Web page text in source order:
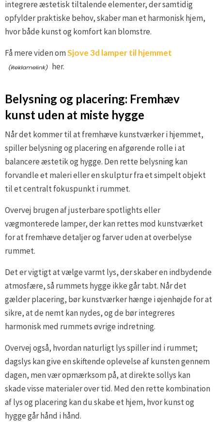
integrere æstetisk tiltalende elementer, der samtidig
opfylder praktiske behov, skaber man et harmonisk hjem,
hvor både kunst og komfort kan blomstre.
Få mere viden omSjove 3d lamper til hjemmet
her.
Belysning og placering: Fremhæv
kunst uden at miste hygge
Når det kommer til at fremhæve kunstværker i hjemmet,
spiller belysning og placering en afgørende rolle i at
balancere æstetik og hygge. Den rette belysning kan
forvandle et maleri eller en skulptur fra et simpelt objekt
til et centralt fokuspunkt i rummet.
Overvej brugen af justerbare spotlights eller
vægmonterede lamper, der kan rettes mod kunstværket
for at fremhæve detaljer og farver uden at overbelyse
rummet.
Det er vigtigt at vælge varmt lys, der skaber en indbydende
atmosfære, så rummets hygge ikke går tabt. Når det
gælder placering, bør kunstværker hænge i øjenhøjde for at
sikre, at de nemt kan nydes, og de bør integreres
harmonisk med rummets øvrige indretning.
Overvej også, hvordan naturligt lys spiller ind i rummet;
dagslys kan give en skiftende oplevelse af kunsten gennem
dagen, men vær opmærksom på, at direkte sollys kan
skade visse materialer over tid. Med den rette kombination
af lys og placering kan du skabe et hjem, hvor kunst og
hygge går hånd i hånd.